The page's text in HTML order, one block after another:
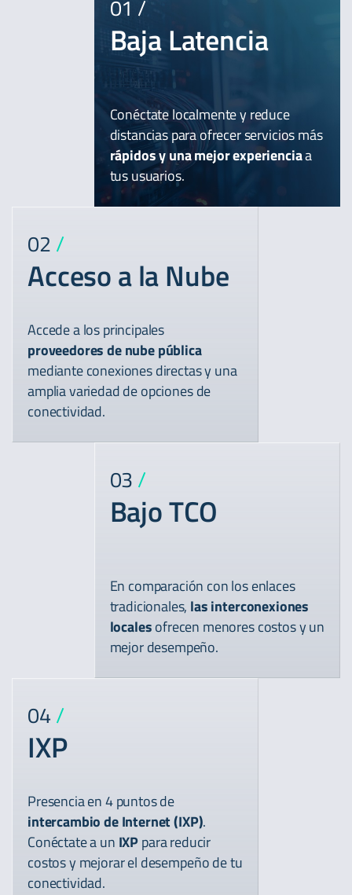
01 /
Baja Latencia
Conéctate localmente y reduce
distancias para ofrecer servicios más
rápidos y una mejor experienciaa
tus usuarios.
02/
Acceso a la Nube
Accede a los principales
proveedores de nube pública
mediante conexiones directas y una
amplia variedad de opciones de
conectividad.
03/
Bajo TCO
En comparación con los enlaces
tradicionales, las interconexiones
localesofrecen menores costos y un
mejor desempeño.
04/
IXP
Presencia en 4 puntos de
intercambio de Internet (IXP).
Conéctate a un IXPpara reducir
costos y mejorar el desempeño de tu
conectividad.